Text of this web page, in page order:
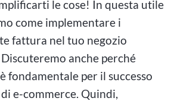
le cose! In questa utile
come implementare i
fattura nel tuo negozio
anche perché
fondamentale per il successo
e-commerce. Quindi,